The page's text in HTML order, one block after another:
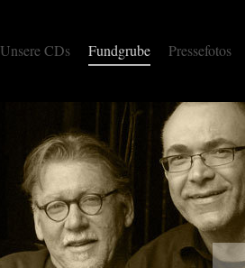
Unsere CDs Fundgrube Pressefotos